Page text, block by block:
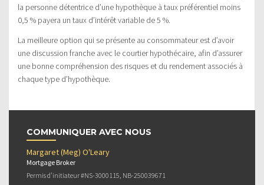
la personne détentrice d’une hypothèque à taux préférentiel moins
0,5 % payera un taux d’intérêt variable de 5 %.
La meilleure option qui se présente au consommateur est d’avoir
une discussion franche avec le courtier hypothécaire, afin d’assurer
une bonne compréhension des risques et du rendement associés à
chaque type d’hypothèque.
COMMUNIQUER AVEC NOUS
Margaret (Meg) O'Leary
Mortgage Broker
Permis d’initiateur #NS-3000115, NB-250039671